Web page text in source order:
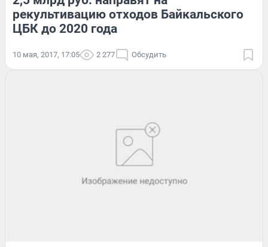
рекультивацию отходов Байкальского
ЦБК до 2020 года
10 мая, 2017, 17:05 2 277 Обсудить